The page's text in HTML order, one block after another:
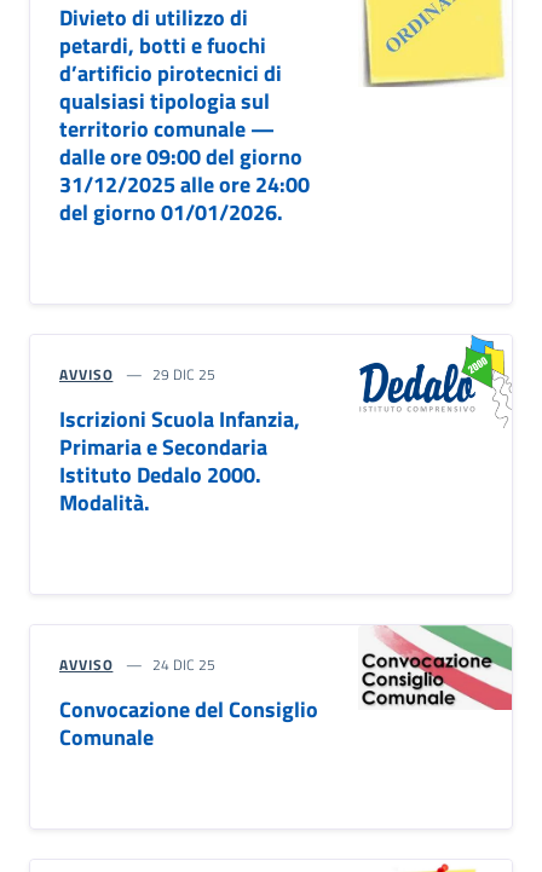
Divieto di utilizzo di
petardi, botti e fuochi
d’artificio pirotecnici di
qualsiasi tipologia sul
territorio comunale —
dalle ore 09:00 del giorno
31/12/2025 alle ore 24:00
del giorno 01/01/2026.
AVVISO 29 DIC 25
Iscrizioni Scuola Infanzia,
Primaria e Secondaria
Istituto Dedalo 2000.
Modalità.
AVVISO 24 DIC 25
Convocazione del Consiglio
Comunale